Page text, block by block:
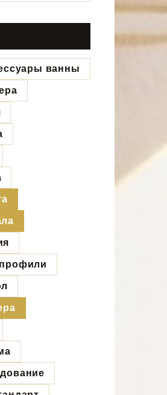
ванны